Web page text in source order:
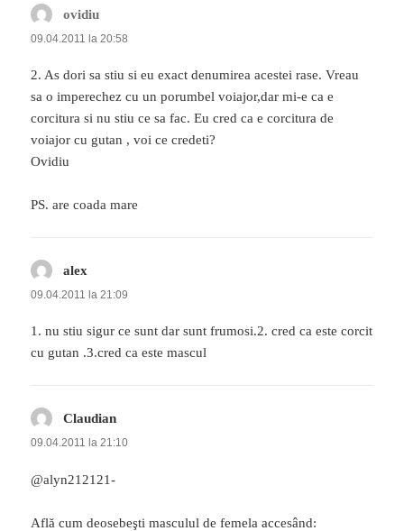
ovidiu
09.04.2011 la 20:58
2. As dori sa stiu si eu exact denumirea acestei rase. Vreau
sa o imperechez cu un porumbel voiajor,dar mi-e ca e
corcitura si nu stiu ce sa fac. Eu cred ca e corcitura de
voiajor cu gutan , voi ce credeti?
Ovidiu
PS. are coada mare
alex
09.04.2011 la 21:09
1. nu stiu sigur ce sunt dar sunt frumosi.2. cred ca este corcit
cu gutan .3.cred ca este mascul
Claudian
09.04.2011 la 21:10
@alyn212121-
Află cum deosebeşti masculul de femela accesând: